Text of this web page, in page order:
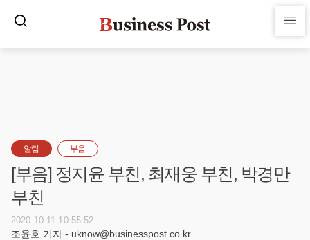
알림 부음
[부음] 정지윤 부친, 최재웅 부친, 박경만
부친
2020-10-11 10:55:52
조윤호 기자 - uknow@businesspost.co.kr